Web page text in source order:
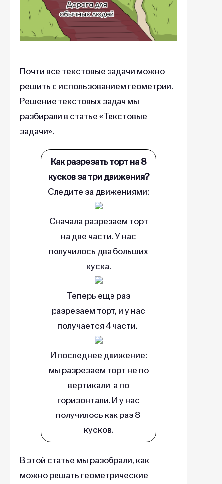
Почти все текстовые задачи можно
решить с использованием геометрии.
Решение текстовых задач мы
разбирали в статье «Текстовые
задачи».
Как разрезать торт на 8
кусков за три движения?
Следите за движениями:
Сначала разрезаем торт
на две части. У нас
получилось два больших
куска.
Теперь еще раз
разрезаем торт, и у нас
получается 4 части.
И последнее движение:
мы разрезаем торт не по
вертикали, а по
горизонтали. И у нас
получилось как раз 8
кусков.
В этой статье мы разобрали, как
можно решать геометрические